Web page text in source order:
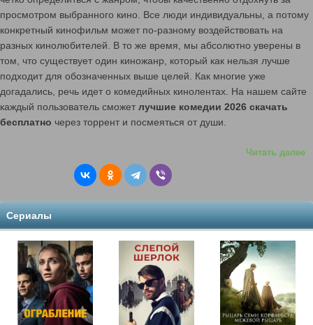
это стильная и остроумная комедия о
том, как группа аутсайдеров бросает
вызов системе, используя моду как
оружие.
просмотром выбранного кино. Все люди индивидуальны, а потому
конкретный кинофильм может по-разному воздействовать на
разных кинолюбителей. В то же время, мы абсолютно уверены в
том, что существует один киножанр, который как нельзя лучше
подходит для обозначенных выше целей. Как многие уже
догадались, речь идет о комедийных кинолентах. На нашем сайте
каждый пользователь сможет лучшие комедии 2026 скачать
бесплатно через торрент и посмеяться от души.
Читать далее
Сериалы